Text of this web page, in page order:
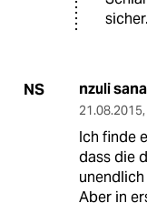
sicher.
NS nzuli sana
21.08.2015,
Ich finde
dass die
Aber in